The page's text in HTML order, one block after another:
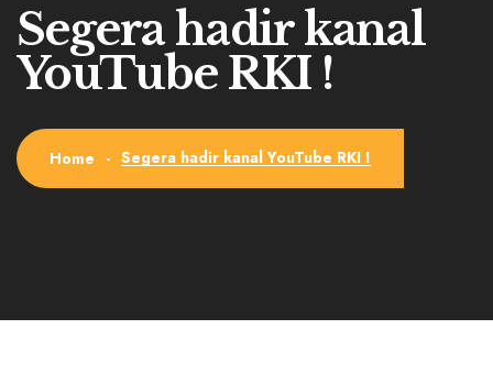
Segera hadir kanal
YouTube RKI !
Home - Segera hadir kanal YouTube RKI !